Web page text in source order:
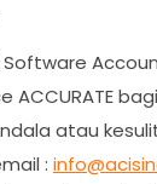
ACCURATE
atau
: